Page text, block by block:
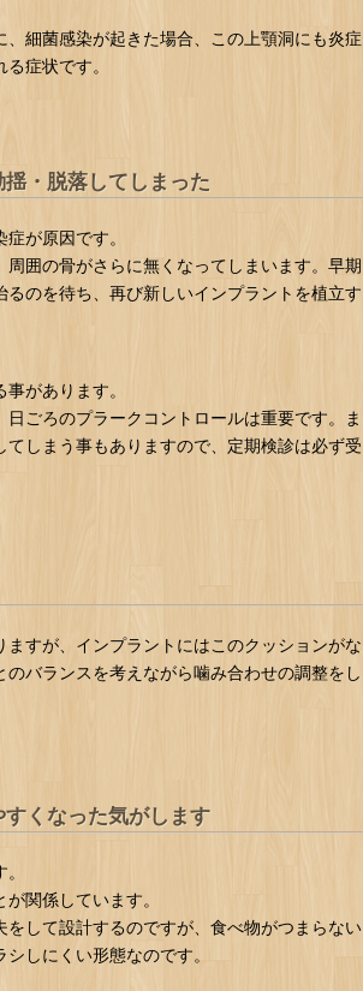
細菌感染が起きた場合、この上顎洞にも炎症
症状です。
・脱落してしまった
が原因です。
囲の骨がさらに無くなってしまいます。早期
のを待ち、再び新しいインプラントを植立す
があります。
ごろのプラークコントロールは重要です。ま
しまう事もありますので、定期検診は必ず受
すが、インプラントにはこのクッションがな
バランスを考えながら噛み合わせの調整をし
くなった気がします
関係しています。
して設計するのですが、食べ物がつまらない
しにくい形態なのです。